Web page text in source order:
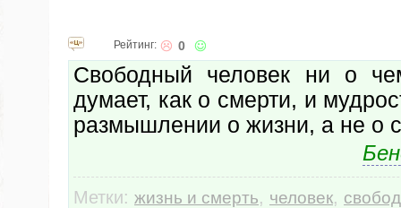
Рейтинг: 0
Свободный человек ни о
думает, как о смерти, и
размышлении о жизни, а не о
Метки: жизнь и смерть, человек,